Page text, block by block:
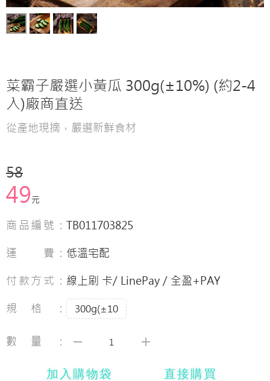
菜霸子嚴選小黃瓜 300g(±10%) (約2-4
入)廠商直送
從產地現摘，嚴選新鮮食材
58
49元
商品編號： TB011703825
運 費： 低溫宅配
付款方式： 線上刷 卡/ LinePay / 全盈+PAY
規格：
300g(±10
數量：
加入購物袋 直接購買